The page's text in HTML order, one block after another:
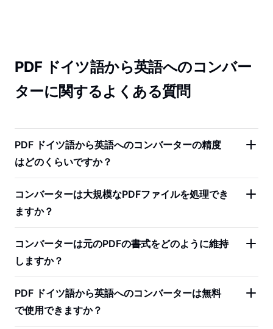
PDF ドイツ語から英語へのコンバー
ターに関するよくある質問
PDF ドイツ語から英語へのコンバーターの精度
はどのくらいですか？
コンバーターは大規模なPDFファイルを処理でき
ますか？
コンバーターは元のPDFの書式をどのように維持
しますか？
PDF ドイツ語から英語へのコンバーターは無料
で使用できますか？